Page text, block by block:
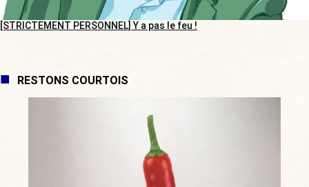
[STRICTEMENT PERSONNEL] Y a pas le feu !
RESTONS COURTOIS